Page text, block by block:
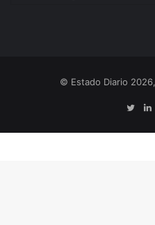
© Estado Diario